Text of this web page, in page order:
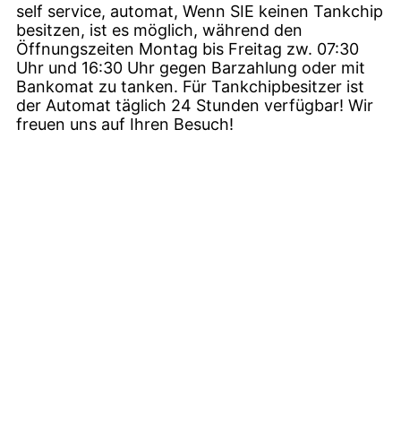
self service, automat, Wenn SIE keinen Tankchip
besitzen, ist es möglich, während den
Öffnungszeiten Montag bis Freitag zw. 07:30
Uhr und 16:30 Uhr gegen Barzahlung oder mit
Bankomat zu tanken. Für Tankchipbesitzer ist
der Automat täglich 24 Stunden verfügbar! Wir
freuen uns auf Ihren Besuch!